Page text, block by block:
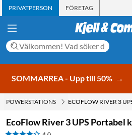
PRIVATPERSON FÖRETAG
SOMMARREA - Upp till 50% →
POWERSTATIONS
EcoFlow River 3 UPS Portabel